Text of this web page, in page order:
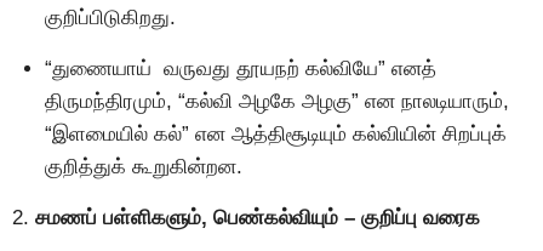
குறிப்பிடுகிறது.
“துணையாய் வருவது தூயநற் கல்வியே” எனத்
திருமந்திரமும், “கல்வி அழகே அழகு” என நாலடியாரும்,
“இளமையில் கல்” என ஆத்திசூடியும் கல்வியின் சிறப்புக்
குறித்துக் கூறுகின்றன.
2. சமணப் பள்ளிகளும், பெண்கல்வியும் – குறிப்பு வரைக